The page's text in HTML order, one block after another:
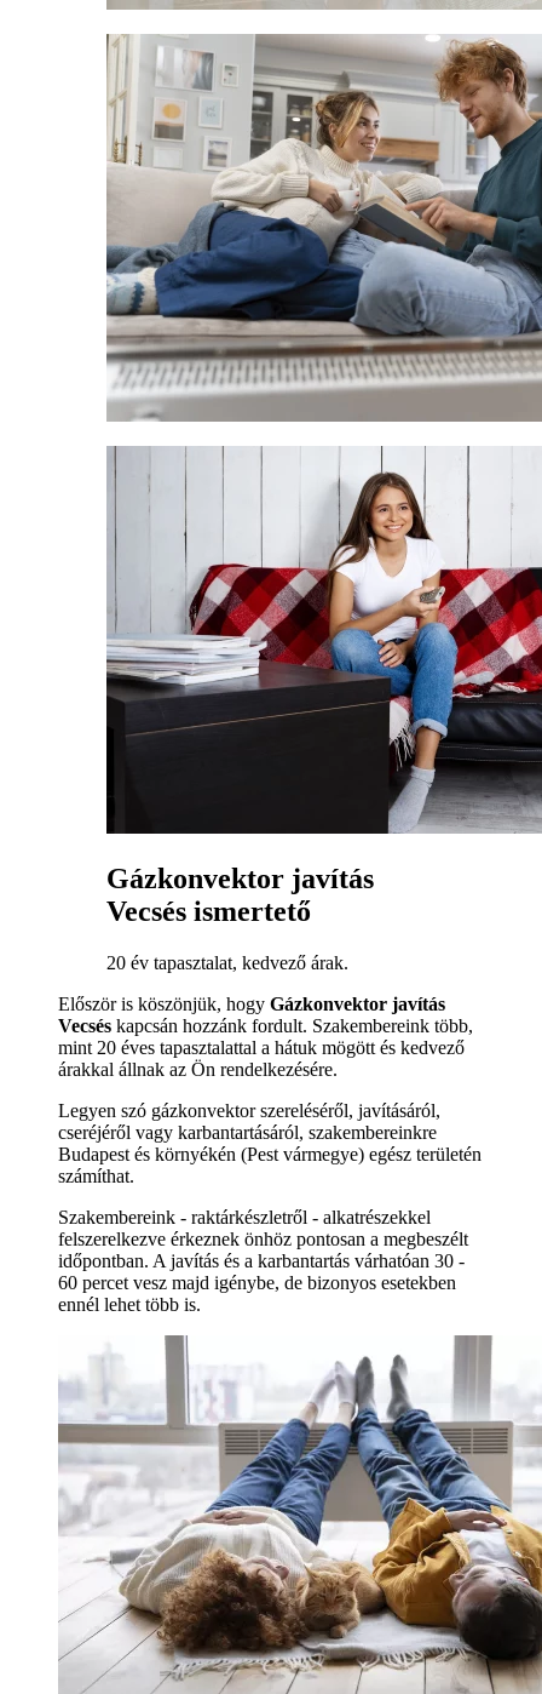
Gázkonvektor javítás
Vecsés ismertető
20 év tapasztalat, kedvező árak.
Először is köszönjük, hogy Gázkonvektor javítás
Vecsés kapcsán hozzánk fordult. Szakembereink több,
mint 20 éves tapasztalattal a hátuk mögött és kedvező
árakkal állnak az Ön rendelkezésére.
Legyen szó gázkonvektor szereléséről, javításáról,
cseréjéről vagy karbantartásáról, szakembereinkre
Budapest és környékén (Pest vármegye) egész területén
számíthat.
Szakembereink - raktárkészletről - alkatrészekkel
felszerelkezve érkeznek önhöz pontosan a megbeszélt
időpontban. A javítás és a karbantartás várhatóan 30 -
60 percet vesz majd igénybe, de bizonyos esetekben
ennél lehet több is.